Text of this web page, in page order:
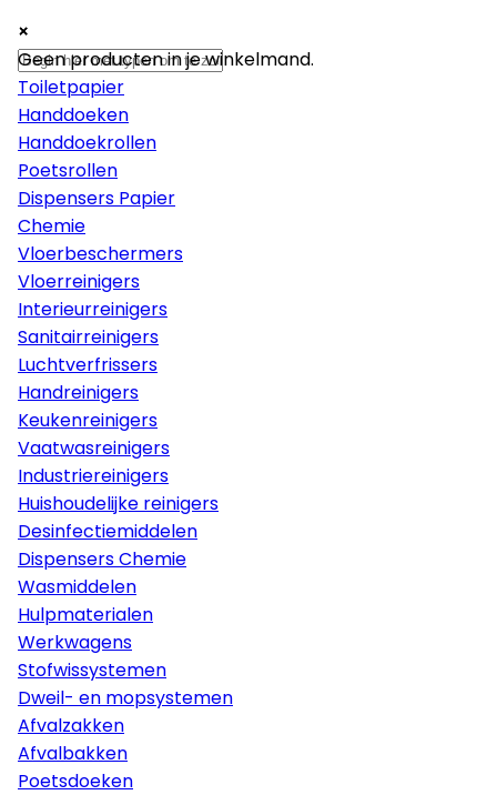
×
Papier
Toiletpapier
Handdoeken
Handdoekrollen
Poetsrollen
Dispensers Papier
Chemie
Vloerbeschermers
Vloerreinigers
Interieurreinigers
Sanitairreinigers
Luchtverfrissers
Handreinigers
Keukenreinigers
Vaatwasreinigers
Industriereinigers
Huishoudelijke reinigers
Desinfectiemiddelen
Dispensers Chemie
Wasmiddelen
Hulpmaterialen
Werkwagens
Stofwissystemen
Dweil- en mopsystemen
Afvalzakken
Afvalbakken
Poetsdoeken
×
×
Geen producten in je winkelmand.